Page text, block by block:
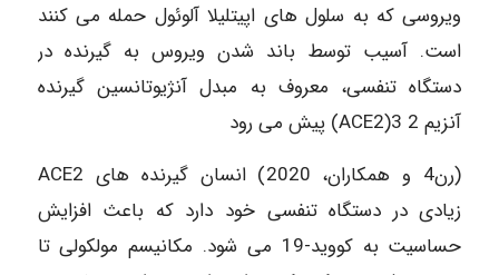
ویروسی که به سلول های اپیتلیلا آلوئول حمله می کنند
است. آسیب توسط باند شدن ویروس به گیرنده در
دستگاه تنفسی، معروف به مبدل آنژیوتانسین گیرنده
آنزیم ACE2)3 2) پیش می رود
(رن4 و همکاران، 2020) انسان گیرنده های ACE2
زیادی در دستگاه تنفسی خود دارد که باعث افزایش
حساسیت به کووید-19 می شود. مکانیسم مولکولی تا